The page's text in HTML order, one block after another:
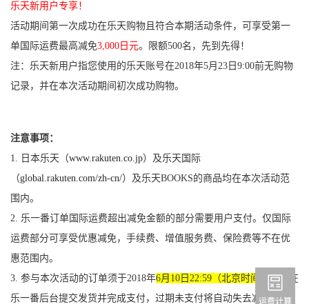
乐天新用户专享！
活动期间第一次成功在乐天购物且符合本期活动条件，可享受第一
单国际运费最高减免3,000日元。限额500名，先到先得！
注：乐天新用户指您使用的乐天账号在2018年5月23日9:00前无购物
记录，并在本次活动期间初次成功购物。
注意事项：
1. 日本乐天（www.rakuten.co.jp）及乐天国际
（global.rakuten.com/zh-cn/）及乐天BOOKS的商品均在本次活动范
围内。
2. 乐一番订单国际运费超出减免金额的部分需要用户支付。仅国际
运费部分可享受优惠减免，手续费、增值服务费、保险费等不在优
惠范围内。
3. 参与本次活动的订单须于2018年6月10日22:59（北京时间
）之前在
乐一番后台提交发货并完成支付，过期未支付将自动失去减免资